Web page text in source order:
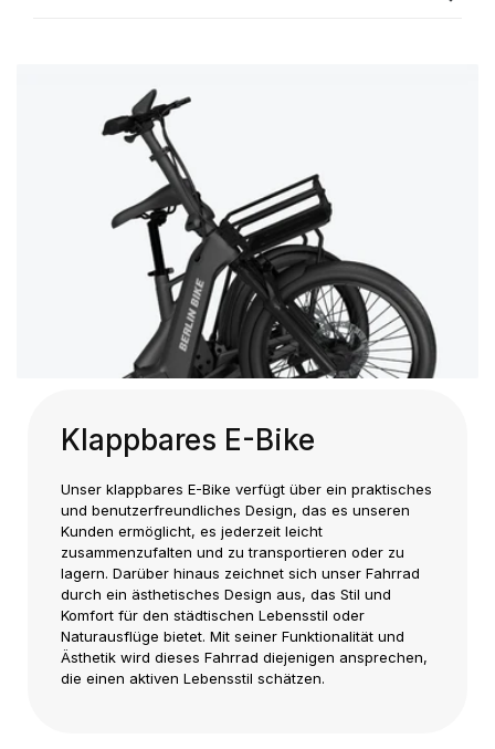
Klappbares E-Bike
Unser klappbares E-Bike verfügt über ein praktisches
und benutzerfreundliches Design, das es unseren
Kunden ermöglicht, es jederzeit leicht
zusammenzufalten und zu transportieren oder zu
lagern. Darüber hinaus zeichnet sich unser Fahrrad
durch ein ästhetisches Design aus, das Stil und
Komfort für den städtischen Lebensstil oder
Naturausflüge bietet. Mit seiner Funktionalität und
Ästhetik wird dieses Fahrrad diejenigen ansprechen,
die einen aktiven Lebensstil schätzen.